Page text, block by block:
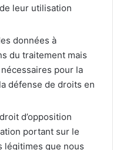
leur utilisation
données à
du traitement mais
pour la
défense de droits en
d’opposition
portant sur le
légitimes que nous